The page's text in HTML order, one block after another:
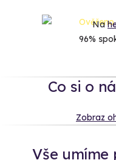
Na
96%
Co si o
Zobraz
Vše umíme